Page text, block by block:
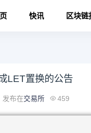
快讯 区块链
LET置换的公告
发布在交易所 459